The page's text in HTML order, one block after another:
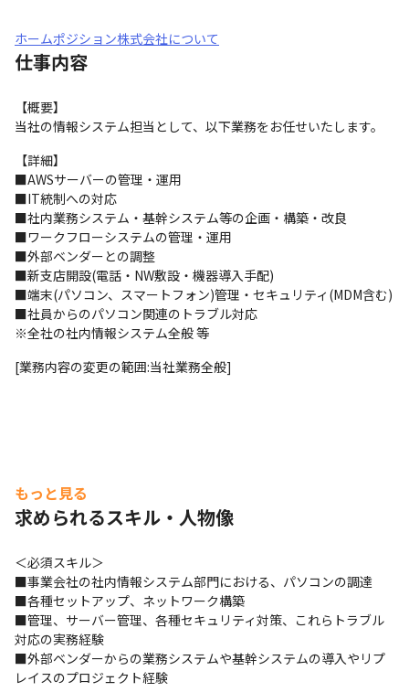
ホームポジション株式会社について
仕事内容
【概要】
当社の情報システム担当として、以下業務をお任せいたします。
【詳細】
■AWSサーバーの管理・運用
■IT統制への対応
■社内業務システム・基幹システム等の企画・構築・改良
■ワークフローシステムの管理・運用
■外部ベンダーとの調整
■新支店開設(電話・NW敷設・機器導入手配)
■端末(パソコン、スマートフォン)管理・セキュリティ(MDM含む)
■社員からのパソコン関連のトラブル対応
※全社の社内情報システム全般 等
[業務内容の変更の範囲:当社業務全般]
もっと見る
求められるスキル・人物像
＜必須スキル＞
■事業会社の社内情報システム部門における、パソコンの調達
■各種セットアップ、ネットワーク構築
■管理、サーバー管理、各種セキュリティ対策、これらトラブル
対応の実務経験
■外部ベンダーからの業務システムや基幹システムの導入やリプ
レイスのプロジェクト経験